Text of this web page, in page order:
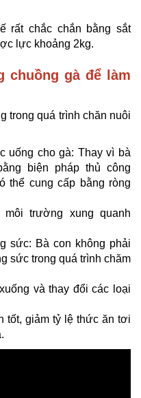
rất chắc chắn bằng sắt
lực khoảng 2kg.
chuồng gà để làm
trong quá trình chăn nuôi
uống cho gà: Thay vì bà
biện pháp thủ công
thể cung cấp bằng ròng
trường xung quanh
sức: Bà con không phải
sức trong quá trình chăm
và thay đổi các loại
tốt, giảm tỷ lệ thức ăn tơi